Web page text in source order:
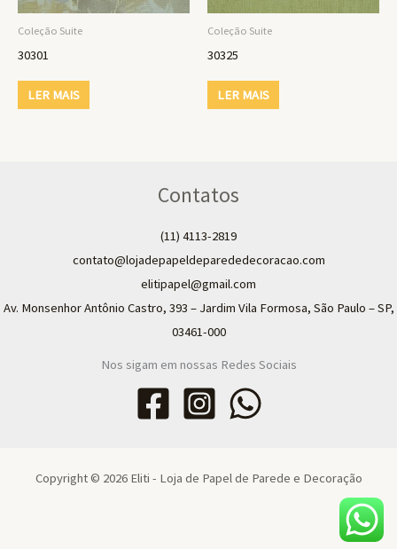
Coleção Suite
30301
LER MAIS
Coleção Suite
30325
LER MAIS
Contatos
(11) 4113-2819
contato@lojadepapeldeparededecoracao.com
elitipapel@gmail.com​
Av. Monsenhor Antônio Castro, 393 – Jardim Vila Formosa, São Paulo – SP,
03461-000
Nos sigam em nossas Redes Sociais
Copyright © 2026 Eliti - Loja de Papel de Parede e Decoração